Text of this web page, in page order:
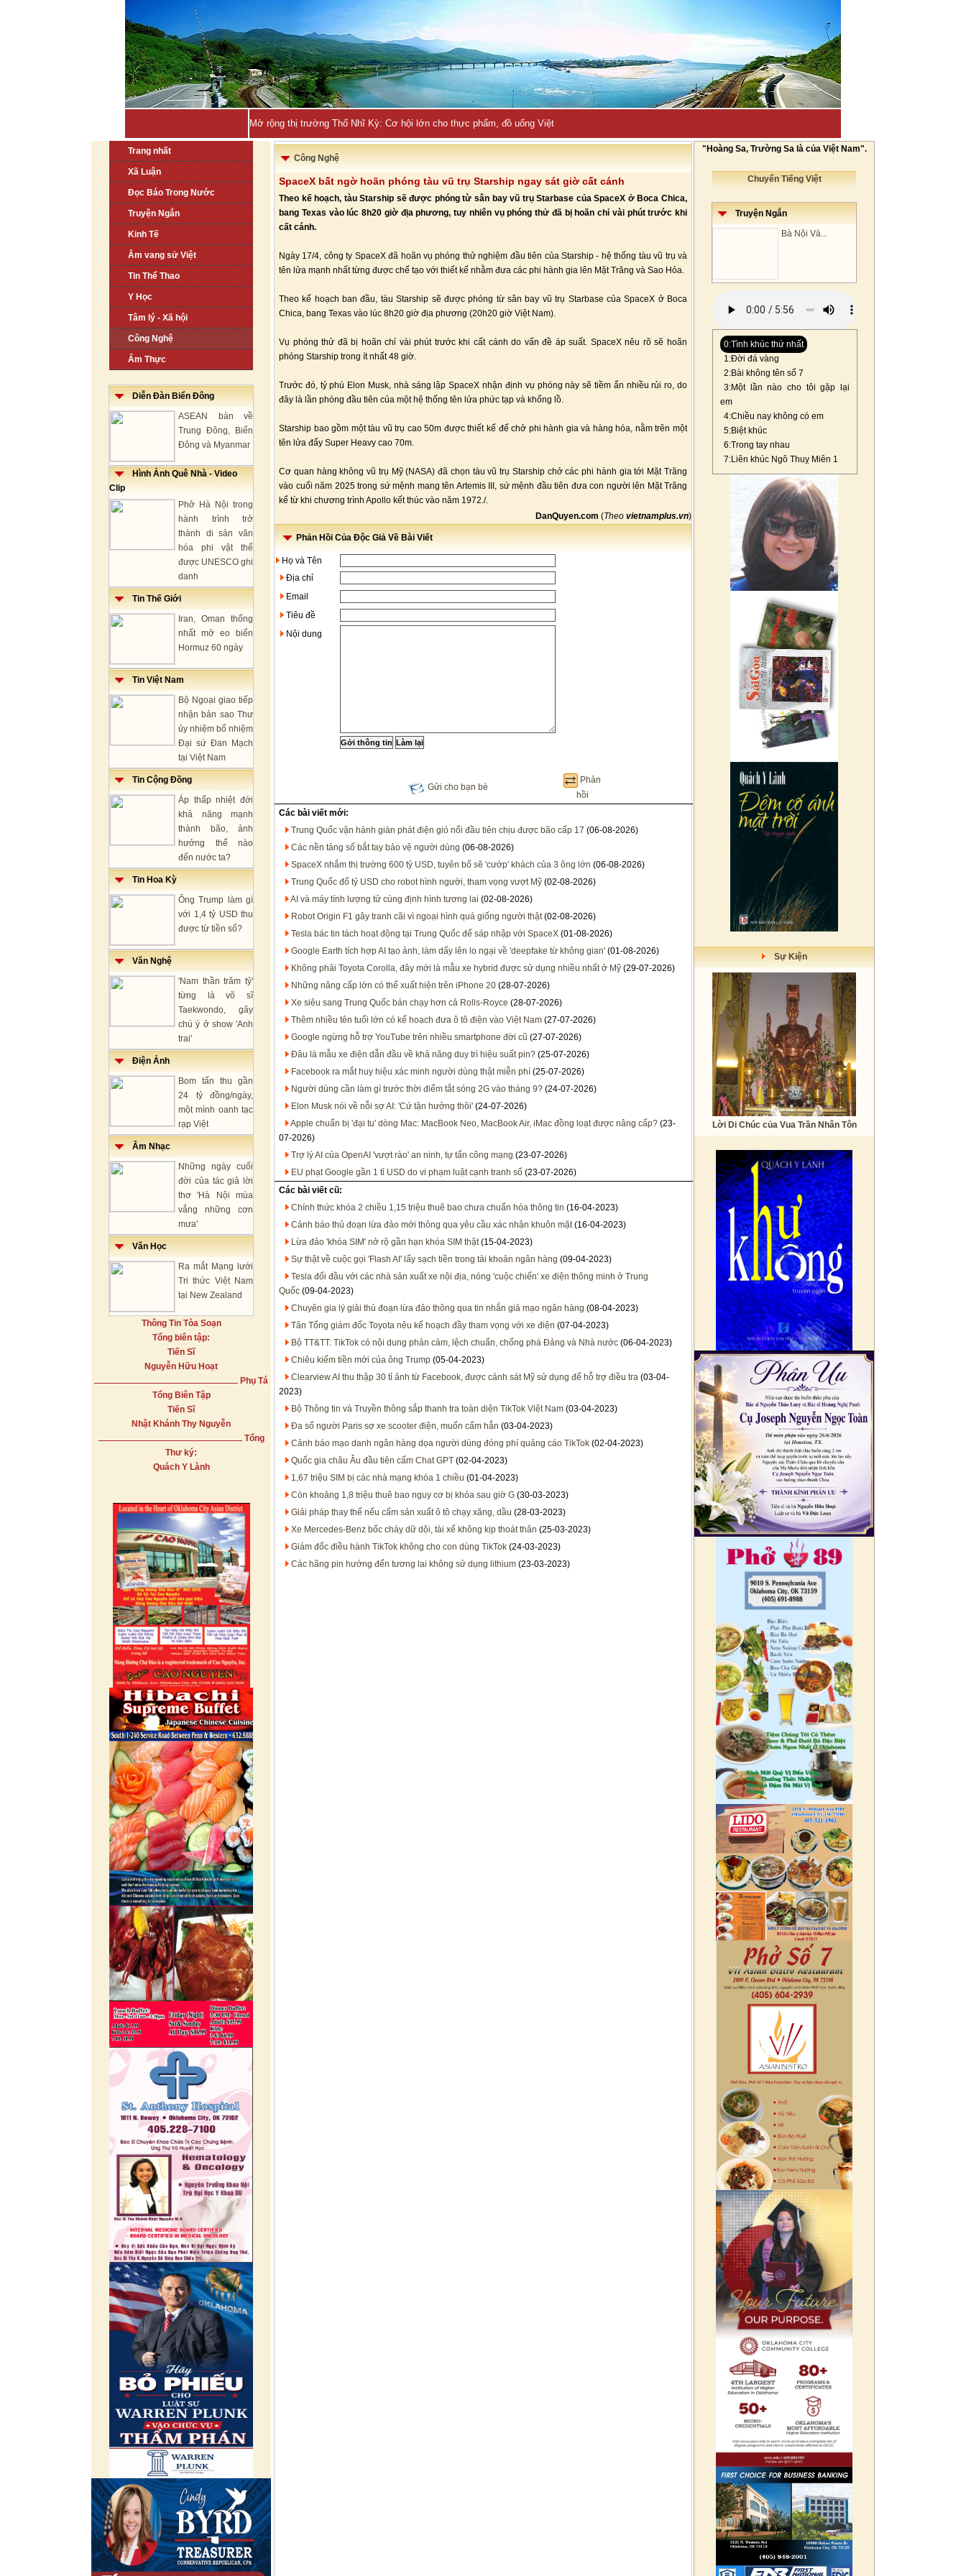
Mở rộng thị trường Thổ Nhĩ Kỳ: Cơ hội lớn cho thực phẩm, đồ uống Việt
Trang nhất
Xã Luận
Đọc Báo Trong Nước
Truyện Ngắn
Kinh Tế
Âm vang sử Việt
Tin Thể Thao
Y Học
Tâm lý - Xã hội
Công Nghệ
Ẩm Thực
Diễn Đàn Biển Đông
ASEAN bàn về
Trung Đông, Biển
Đông và Myanmar
Hình Ảnh Quê Nhà - Video
Clip
Phở Hà Nội trong
hành trình trở
thành di sản văn
hóa phi vật thể
được UNESCO ghi
danh
Tin Thế Giới
Iran, Oman thống
nhất mở eo biển
Hormuz 60 ngày
Tin Việt Nam
Bộ Ngoại giao tiếp
nhận bản sao Thư
ủy nhiệm bổ nhiệm
Đại sứ Đan Mạch
tại Việt Nam
Tin Cộng Đồng
Áp thấp nhiệt đới
khả năng mạnh
thành bão, ảnh
hưởng thế nào
đến nước ta?
Tin Hoa Kỳ
Ông Trump làm gì
với 1,4 tỷ USD thu
được từ tiền số?
Văn Nghệ
'Nam thần trăm tỷ'
từng là võ sĩ
Taekwondo, gây
chú ý ở show 'Anh
trai'
Điện Ảnh
Bom tấn thu gần
24 tỷ đồng/ngày,
một mình oanh tạc
rạp Việt
Âm Nhạc
Những ngày cuối
đời của tác giả lời
thơ 'Hà Nội mùa
vắng những cơn
mưa'
Văn Học
Ra mắt Mạng lưới
Tri thức Việt Nam
tại New Zealand
Thông Tin Tòa Soạn
Tổng biên tập:
Tiến Sĩ
Nguyễn Hữu Hoạt
Phụ Tá
Tổng Biên Tập
Tiến Sĩ
Nhật Khánh Thy Nguyễn
Tổng
Thư ký:
Quách Y Lành
Công Nghệ
SpaceX bất ngờ hoãn phóng tàu vũ trụ Starship ngay sát giờ cất cánh
Theo kế hoạch, tàu Starship sẽ được phóng từ sân bay vũ trụ Starbase của SpaceX ở Boca Chica,
bang Texas vào lúc 8h20 giờ địa phương, tuy nhiên vụ phóng thử đã bị hoãn chỉ vài phút trước khi
cất cánh.
Ngày 17/4, công ty SpaceX đã hoãn vụ phóng thử nghiệm đầu tiên của Starship - hệ thống tàu vũ trụ và
tên lửa mạnh nhất từng được chế tạo với thiết kế nhằm đưa các phi hành gia lên Mặt Trăng và Sao Hỏa.
Theo kế hoạch ban đầu, tàu Starship sẽ được phóng từ sân bay vũ trụ Starbase của SpaceX ở Boca
Chica, bang Texas vào lúc 8h20 giờ địa phương (20h20 giờ Việt Nam).
Vụ phóng thử đã bị hoãn chỉ vài phút trước khi cất cánh do vấn đề áp suất. SpaceX nêu rõ sẽ hoãn
phóng Starship trong ít nhất 48 giờ.
Trước đó, tỷ phú Elon Musk, nhà sáng lập SpaceX nhận định vụ phóng này sẽ tiềm ẩn nhiều rủi ro, do
đây là lần phóng đầu tiên của một hệ thống tên lửa phức tạp và khổng lồ.
Starship bao gồm một tàu vũ trụ cao 50m được thiết kế để chở phi hành gia và hàng hóa, nằm trên một
tên lửa đẩy Super Heavy cao 70m.
Cơ quan hàng không vũ trụ Mỹ (NASA) đã chọn tàu vũ trụ Starship chở các phi hành gia tới Mặt Trăng
vào cuối năm 2025 trong sứ mệnh mang tên Artemis III, sứ mệnh đầu tiên đưa con người lên Mặt Trăng
kể từ khi chương trình Apollo kết thúc vào năm 1972./.
DanQuyen.com (Theo vietnamplus.vn)
Phản Hồi Của Độc Giả Về Bài Viết
Họ và Tên
Địa chỉ
Email
Tiêu đề
Nội dung
Gửi cho bạn bè
Phản
hồi
Các bài viết mới:
Trung Quốc vận hành giàn phát điện gió nổi đầu tiên chịu được bão cấp 17 (06-08-2026)
Các nền tảng số bắt tay bảo vệ người dùng (06-08-2026)
SpaceX nhắm thị trường 600 tỷ USD, tuyên bố sẽ 'cướp' khách của 3 ông lớn (06-08-2026)
Trung Quốc đổ tỷ USD cho robot hình người, tham vọng vượt Mỹ (02-08-2026)
AI và máy tính lượng tử cùng định hình tương lai (02-08-2026)
Robot Origin F1 gây tranh cãi vì ngoại hình quá giống người thật(02-08-2026)
Tesla bác tin tách hoạt động tại Trung Quốc để sáp nhập với SpaceX (01-08-2026)
Google Earth tích hợp AI tạo ảnh, làm dấy lên lo ngại về 'deepfake từ không gian' (01-08-2026)
Không phải Toyota Corolla, đây mới là mẫu xe hybrid được sử dụng nhiều nhất ở Mỹ (29-07-2026)
Những nâng cấp lớn có thể xuất hiện trên iPhone 20 (28-07-2026)
Xe siêu sang Trung Quốc bán chạy hơn cả Rolls-Royce (28-07-2026)
Thêm nhiều tên tuổi lớn có kế hoạch đưa ô tô điện vào Việt Nam (27-07-2026)
Google ngừng hỗ trợ YouTube trên nhiều smartphone đời cũ (27-07-2026)
Đâu là mẫu xe điện dẫn đầu về khả năng duy trì hiệu suất pin? (25-07-2026)
Facebook ra mắt huy hiệu xác minh người dùng thật miễn phí (25-07-2026)
Người dùng cần làm gì trước thời điểm tắt sóng 2G vào tháng 9? (24-07-2026)
Elon Musk nói về nỗi sợ AI: 'Cứ tận hưởng thôi' (24-07-2026)
Apple chuẩn bị 'đại tu' dòng Mac: MacBook Neo, MacBook Air, iMac đồng loạt được nâng cấp? (23-
07-2026)
Trợ lý AI của OpenAI 'vượt rào' an ninh, tự tấn công mạng (23-07-2026)
EU phạt Google gần 1 tỉ USD do vi phạm luật cạnh tranh số (23-07-2026)
Các bài viết cũ:
Chính thức khóa 2 chiều 1,15 triệu thuê bao chưa chuẩn hóa thông tin (16-04-2023)
Cảnh báo thủ đoạn lừa đảo mới thông qua yêu cầu xác nhận khuôn mặt(16-04-2023)
Lừa đảo 'khóa SIM' nở rộ gần hạn khóa SIM thật(15-04-2023)
Sự thật về cuộc gọi 'Flash AI' lấy sạch tiền trong tài khoản ngân hàng (09-04-2023)
Tesla đối đầu với các nhà sản xuất xe nội địa, nóng 'cuộc chiến' xe điện thông minh ở Trung
Quốc (09-04-2023)
Chuyên gia lý giải thủ đoạn lừa đảo thông qua tin nhắn giả mạo ngân hàng (08-04-2023)
Tân Tổng giám đốc Toyota nêu kế hoạch đầy tham vọng với xe điện (07-04-2023)
Bộ TT&TT: TikTok có nội dung phản cảm, lệch chuẩn, chống phá Đảng và Nhà nước (06-04-2023)
Chiêu kiếm tiền mới của ông Trump (05-04-2023)
Clearview AI thu thập 30 tỉ ảnh từ Facebook, được cảnh sát Mỹ sử dụng để hỗ trợ điều tra (03-04-
2023)
Bộ Thông tin và Truyền thông sắp thanh tra toàn diện TikTok Việt Nam (03-04-2023)
Đa số người Paris sợ xe scooter điện, muốn cấm hẳn (03-04-2023)
Cảnh báo mạo danh ngân hàng dọa người dùng đóng phí quảng cáo TikTok (02-04-2023)
Quốc gia châu Âu đầu tiên cấm Chat GPT (02-04-2023)
1,67 triệu SIM bị các nhà mạng khóa 1 chiều (01-04-2023)
Còn khoảng 1,8 triệu thuê bao nguy cơ bị khóa sau giờ G (30-03-2023)
Giải pháp thay thế nếu cấm sản xuất ô tô chạy xăng, dầu (28-03-2023)
Xe Mercedes-Benz bốc cháy dữ dội, tài xế không kịp thoát thân (25-03-2023)
Giám đốc điều hành TikTok không cho con dùng TikTok (24-03-2023)
Các hãng pin hướng đến tương lai không sử dụng lithium (23-03-2023)
"Hoàng Sa, Trường Sa là của Việt Nam".
Chuyển Tiếng Việt
Truyện Ngắn
Bà Nội Và...
0:Tình khúc thứ nhất
1:Đời đá vàng
2:Bài không tên số 7
3:Một lần nào cho tôi gặp lại
em
4:Chiều nay không có em
5:Biệt khúc
6:Trong tay nhau
7:Liên khúc Ngô Thuỵ Miên 1
Sự Kiện
Lời Di Chúc của Vua Trần Nhân Tôn